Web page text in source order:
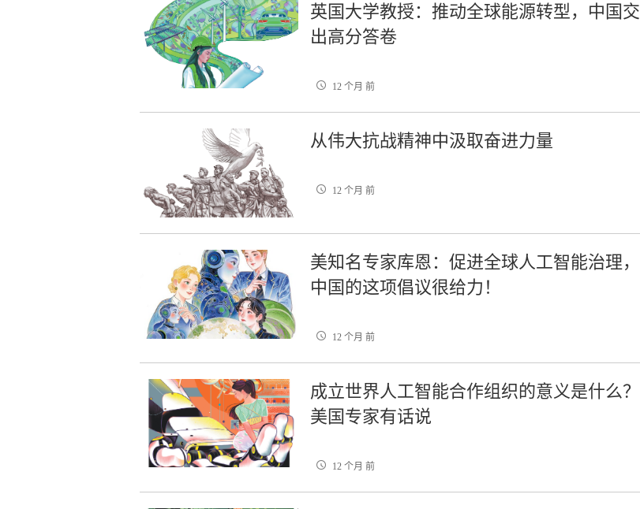
英国大学教授：推动全球能源转型，中国交
出高分答卷
12 个月 前
从伟大抗战精神中汲取奋进力量
12 个月 前
美知名专家库恩：促进全球人工智能治理，
中国的这项倡议很给力！
12 个月 前
成立世界人工智能合作组织的意义是什么？
美国专家有话说
12 个月 前